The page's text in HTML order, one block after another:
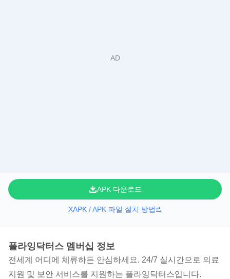
APK 다운로드
XAPK / APK 파일 설치 방법
플라잉닥터스 멤버십 정보
전세계 어디에 체류하든 안심하세요. 24/7 실시간으로 의료
지원 및 보안 서비스를 지원하는 플라잉닥터스입니다.